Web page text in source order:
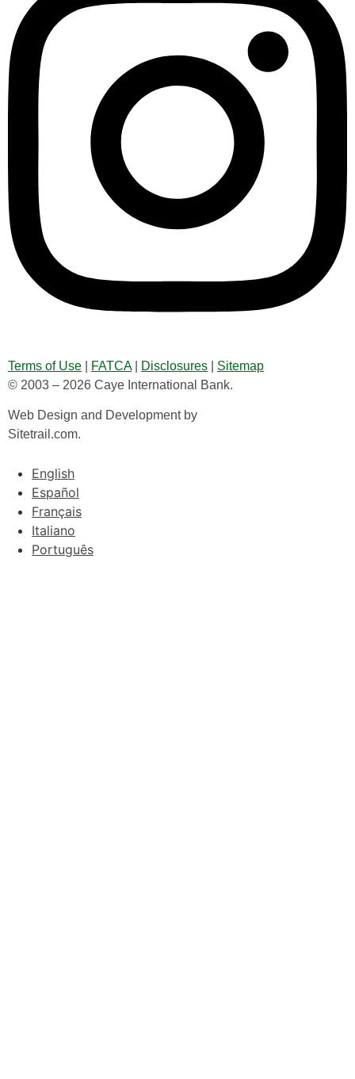
Terms of Use FATCA| Disclosures
Sitemap
© 2003 – 2026 Caye International Bank.
Web Design and Development by
Sitetrail.com.
English
Español
Français
Italiano
Português